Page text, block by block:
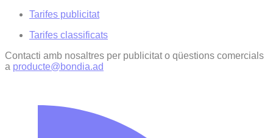
Tarifes publicitat
Tarifes classificats
Contacti amb nosaltres per publicitat o qüestions comercials
a producte@bondia.ad